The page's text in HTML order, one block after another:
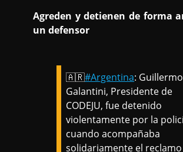
Agreden y detienen de forma
un defensor
🇦🇷#Argentina: Guillermo
Galantini, Presidente de
CODEJU, fue detenido
violentamente por la
cuando acompañaba
solidariamente el